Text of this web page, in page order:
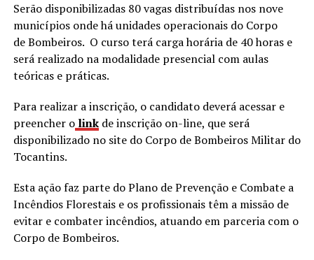
Serão disponibilizadas 80 vagas distribuídas nos nove
municípios onde há unidades operacionais do Corpo
de Bombeiros. O curso terá carga horária de 40 horas e
será realizado na modalidade presencial com aulas
teóricas e práticas.
Para realizar a inscrição, o candidato deverá acessar e
preencher o linkde inscrição on-line, que será
disponibilizado no site do Corpo de Bombeiros Militar do
Tocantins.
Esta ação faz parte do Plano de Prevenção e Combate a
Incêndios Florestais e os profissionais têm a missão de
evitar e combater incêndios, atuando em parceria com o
Corpo de Bombeiros.